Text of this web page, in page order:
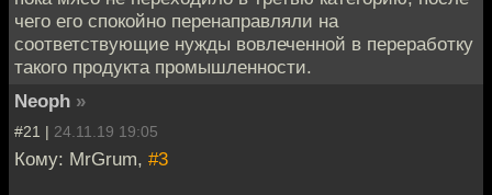
чего его спокойно перенаправляли на
соответствующие нужды вовлеченной в переработку
такого продукта промышленности.
Neoph »
#21 | 24.11.19 19:05
Кому: MrGrum, #3